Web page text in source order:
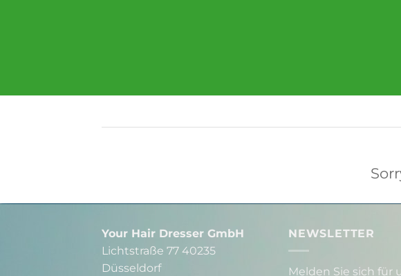
Your Hair Dresser GmbH
Lichtstraße 77 40235
Düsseldorf
NEWSLETTER
Melden Sie sich für